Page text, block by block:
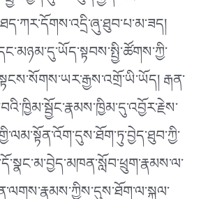
རྒན་